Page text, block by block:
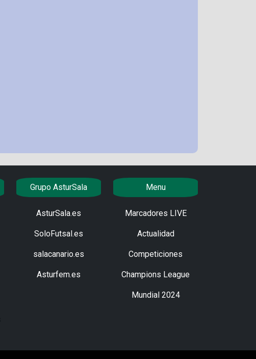
Grupo AsturSala
AsturSala.es
SoloFutsal.es
salacanario.es
Asturfem.es
Menu
Marcadores LIVE
Actualidad
Competiciones
Champions League
Mundial 2024